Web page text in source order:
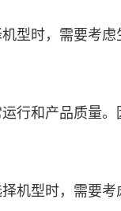
型时，需要考
行和产品质量
机型时，需要